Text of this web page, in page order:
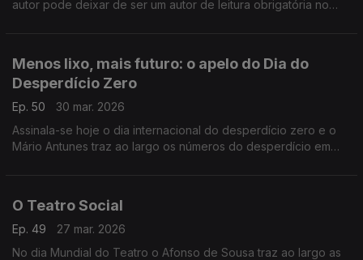
autor pode deixar de ser um autor de leitura obrigatória no
Menos lixo, mais futuro: o apelo do Dia do
Desperdício Zero
Ep. 50
30 mar. 2026
Assinala-se hoje o dia internacional do desperdício zero e o
Mário Antunes traz ao largo os números do desperdício em
O Teatro Social
Ep. 49
27 mar. 2026
No dia Mundial do Teatro o Afonso de Sousa traz ao largo as